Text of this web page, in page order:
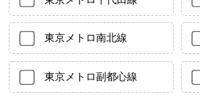
東京メトロ南北線
東京メトロ副都心線